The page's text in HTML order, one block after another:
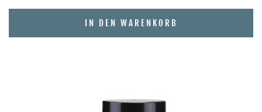
IN DEN WARENKORB